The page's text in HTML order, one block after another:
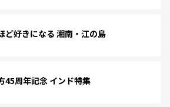
ど好きになる 湘南・江の島
45周年記念 インド特集